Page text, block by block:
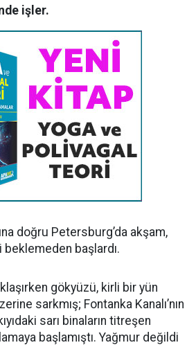
işler.
doğru Petersburg’da akşam,
başlardı.
gökyüzü, kirli bir yün
sarkmış; Fontanka Kanalı’nın
sarı binaların titreşen
başlamıştı. Yağmur değildi